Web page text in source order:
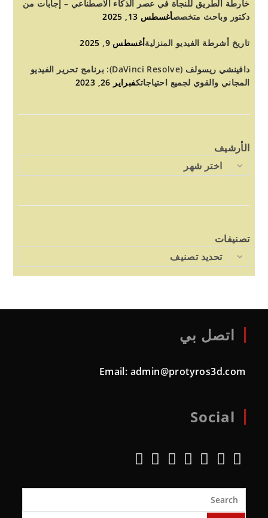
خارطة الطريق للنجاة في عصر الذكاء الاصطناعي – إجابات من
دكتور وباحث متخصصأغسطس 13, 2025
تاريخ أشرطة الفيديو المنزليةأغسطس 9, 2025
دافينشي ريسولف (DaVinci Resolve): برنامج تحرير الفيديو
المجاني والقوي لجميع احتياجاتكفبراير 26, 2023
الأرشيف
اختر شهر
تصنيفات
تحديد تصنيف
اتصل بي
Email:admin@protyros3d.com
Social
new
in
new
in
a
new
in
a
new
in
new
in
new
in
new